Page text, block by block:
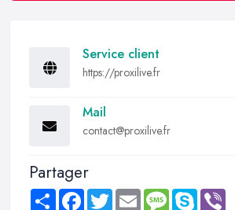
Service client
https://proxilive.fr
Mail
contact@proxilive.fr
Partager
Share FacebookTwitter Email MessageSkype